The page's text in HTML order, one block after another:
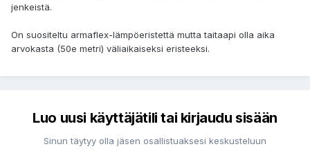
jenkeistä.
On suositeltu armaflex-lämpöeristettä mutta taitaapi olla aika
arvokasta (50e metri) väliaikaiseksi eristeeksi.
Luo uusi käyttäjätili tai kirjaudu sisään
Sinun täytyy olla jäsen osallistuaksesi keskusteluun